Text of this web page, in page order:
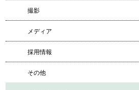
撮影
メディア
採用情報
その他